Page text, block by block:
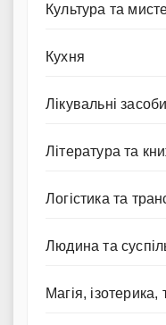
Культура та
Кухня
Лікувальні засоби
Література та
Логістика та
Людина та
Магія, ізотерика,